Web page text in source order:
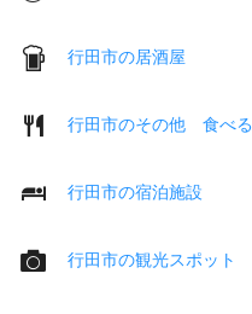
行田市の居酒屋
行田市のその他 食べる
行田市の宿泊施設
行田市の観光スポット